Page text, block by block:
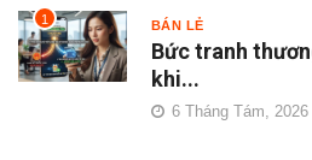
1 BÁN LẺ
Bức tranh
khi...
6 Tháng Tám, 2026